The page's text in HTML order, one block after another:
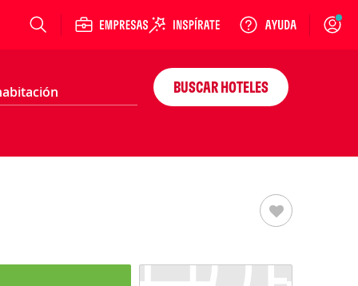
Login
BUSCAR HOTELES